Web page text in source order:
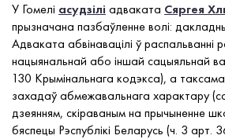
У Гомелі асудзілі адваката Сяргея
прызначана пазбаўленне волі:
Адваката абвінавацілі ў распальванні
нацыянальнай або іншай сацыяльнай
130 Крымінальнага кодэкса), а
захадаў абмежавальнага характару
дзеянням, скіраваным на прычыненне
бяспецы Рэспублікі Беларусь (ч. 3 арт.